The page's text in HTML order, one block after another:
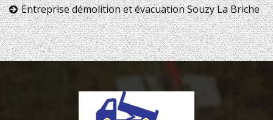
Entreprise démolition et évacuation Souzy La Briche